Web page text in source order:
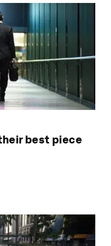
best piece